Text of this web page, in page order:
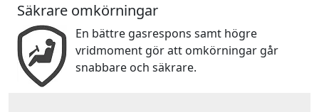
Säkrare omkörningar
En bättre gasrespons samt högre
vridmoment gör att omkörningar går
snabbare och säkrare.